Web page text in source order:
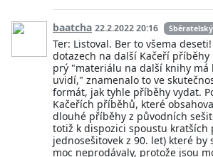
baatcha 22.2.2022 20:16
Ter: Listoval. Ber to všema
dotazech na další Kačeří
prý "materiálu na další knihy má
uvidí," znamenalo to ve
formát, jak tyhle příběhy vydat.
Kačeřích příběhů, které
dlouhé příběhy z původních
totiž k dispozici spoustu kratších
jednosešitovek z 90. let) které by
moc neprodávaly, protože jsou